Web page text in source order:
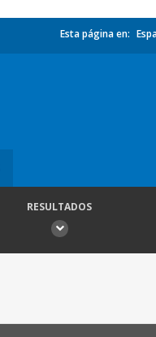
Esta página en:
RESULTADOS